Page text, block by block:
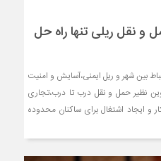
و نقل ریلی تنها راه‌ حل
بین شهر و ریل ایمنی،‌آسایش و امنیت
نظیر حمل و نقل درب تا درب،‌تجاری
ایجاد اشتغال برای ساکنان محدوده